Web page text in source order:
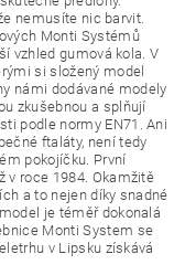
nemusíte nic barvit.
Monti Systémů
vzhled gumová kola. V
si složený model
námi dodávané modely
zkušebnou a splňují
podle normy EN71. Ani
ftaláty, není tedy
pokojíčku. První
v roce 1984. Okamžitě
a to nejen díky snadné
je téměř dokonalá
Monti System se
v Lipsku získává